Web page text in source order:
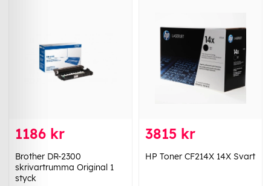
1186 kr
Brother DR-2300
skrivartrumma Original 1
styck
3815 kr
HP Toner CF214X 14X Svart